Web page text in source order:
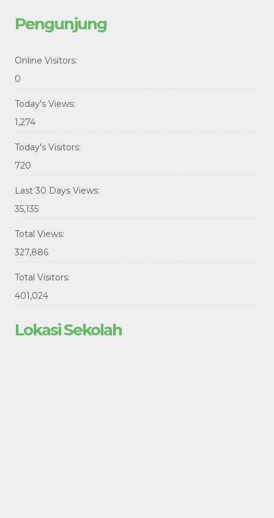
Pengunjung
Online Visitors:
0
Today's Views:
1,274
Today's Visitors:
720
Last 30 Days Views:
35,135
Total Views:
327,886
Total Visitors:
401,024
Lokasi Sekolah